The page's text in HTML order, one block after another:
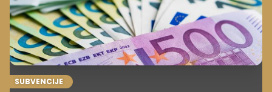
SUBVENCIJE